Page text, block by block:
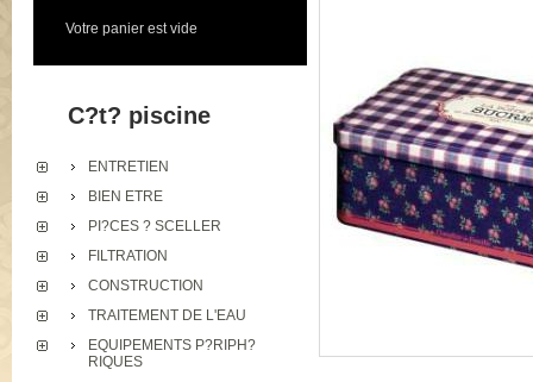
Votre panier est vide
C?t? piscine
ENTRETIEN
BIEN ETRE
PI?CES ? SCELLER
FILTRATION
CONSTRUCTION
TRAITEMENT DE L'EAU
EQUIPEMENTS P?RIPH?
RIQUES